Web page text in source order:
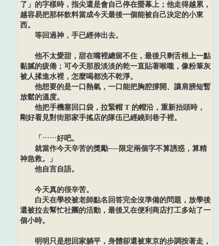
了」的字樣時，指尖還是會自己停在螢幕上；他走得越累，
越容易把那杯飲料當成今天最後一個能被自己決定的小東
西。
等回過神，手已經伸出去。
他不太愛甜，甜在嘴裡總留不住，最後只剩舌根上一點
黏膩的疲倦；可今天那股淡淡的乾一直貼著喉嚨，像粉筆灰
被人揉進水裡，怎麼喝都洗不乾淨。
他想要的是一口熱氣，一口能把胸腔撐開、讓肩膀短暫
放鬆的溫度。
他把手機塞回口袋，拉緊帽 T 的帽沿，重新抬頭時，
剛好看見對街那家手搖店的隊伍已經繞到巷子裡。
「……好吧。
就當作今天辛苦的獎勵──限定兩個字不算誘惑，算精
神急救。」
他自言自語。
今天真的很辛苦。
白天在學校被老師點名回答完全沒準備的問題，放學後
還被拉去幫忙社團的活動，最後又在便利商店打工多站了一
個小時。
明明只是想回家躺平，身體卻還被東京的步調按著走，